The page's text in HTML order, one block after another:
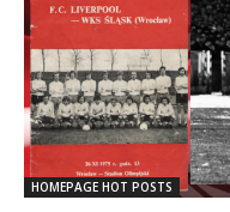
HOMEPAGE HOT POSTS